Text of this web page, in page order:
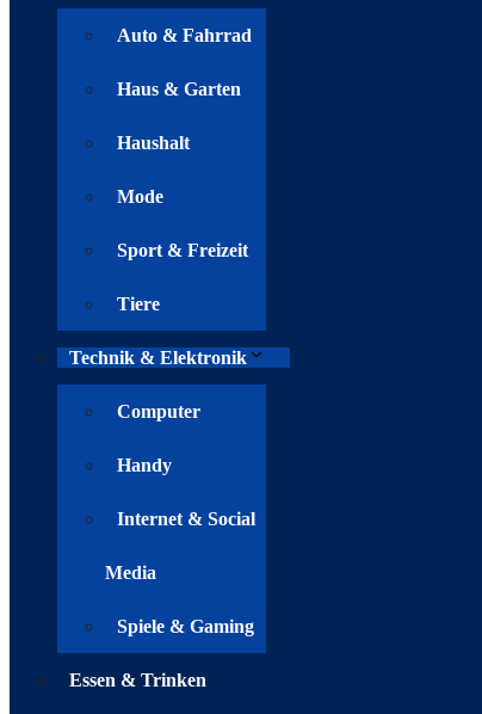
Auto & Fahrrad
Haus & Garten
Haushalt
Mode
Sport & Freizeit
Tiere
Technik & Elektronik
Computer
Handy
Internet & Social
Media
Spiele & Gaming
Essen & Trinken